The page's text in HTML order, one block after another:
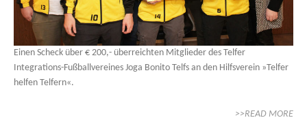
Einen Scheck über € 200,- überreichten Mitglieder des Telfer
Integrations-Fußballvereines Joga Bonito Telfs an den Hilfsverein »Telfer
helfen Telfern«.
>>READ MORE